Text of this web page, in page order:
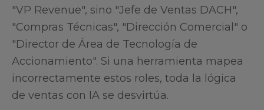
"VP Revenue", sino "Jefe de Ventas DACH",
"Compras Técnicas", "Dirección Comercial" o
"Director de Área de Tecnología de
Accionamiento". Si una herramienta mapea
incorrectamente estos roles, toda la lógica
de ventas con IA se desvirtúa.